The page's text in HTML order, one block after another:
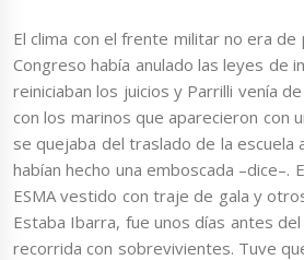
El clima con el frente militar no era de
Congreso había anulado las leyes de
reiniciaban los juicios y Parrilli venía
con los marinos que aparecieron con
se quejaba del traslado de la escuela
habían hecho una emboscada –dice–.
ESMA vestido con traje de gala y
Estaba Ibarra, fue unos días antes
recorrida con sobrevivientes. Tuve